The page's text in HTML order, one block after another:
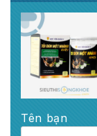
Tên bạn